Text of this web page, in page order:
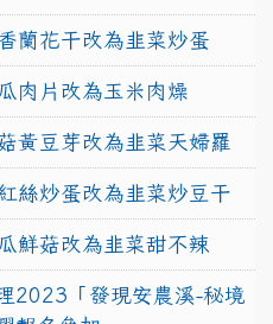
蘭花干改為韭菜炒蛋
肉片改為玉米肉燥
黃豆芽改為韭菜天婦羅
絲炒蛋改為韭菜炒豆干
鮮菇改為韭菜甜不辣
2023「發現安農溪-秘境